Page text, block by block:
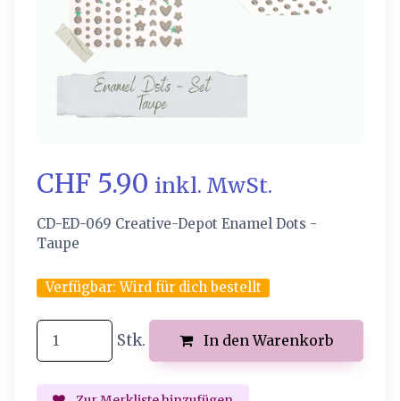
CHF 5.90 inkl. MwSt.
CD-ED-069 Creative-Depot Enamel Dots -
Taupe
Verfügbar:Wird für dich bestellt
Stk. In den Warenkorb